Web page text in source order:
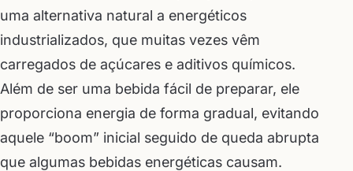
uma alternativa natural a energéticos
industrializados, que muitas vezes vêm
carregados de açúcares e aditivos químicos.
Além de ser uma bebida fácil de preparar, ele
proporciona energia de forma gradual, evitando
aquele “boom” inicial seguido de queda abrupta
que algumas bebidas energéticas causam.